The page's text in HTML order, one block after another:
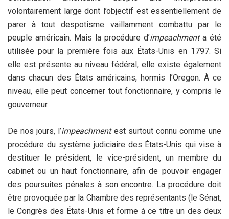
volontairement large dont l’objectif est essentiellement de
parer à tout despotisme vaillamment combattu par le
peuple américain. Mais la procédure d’impeachment a été
utilisée pour la première fois aux États-Unis en 1797. Si
elle est présente au niveau fédéral, elle existe également
dans chacun des États américains, hormis l’Oregon. À ce
niveau, elle peut concerner tout fonctionnaire, y compris le
gouverneur.
De nos jours, l’impeachmentest surtout connu comme une
procédure du système judiciaire des États-Unis qui vise à
destituer le président, le vice-président, un membre du
cabinet ou un haut fonctionnaire, afin de pouvoir engager
des poursuites pénales à son encontre. La procédure doit
être provoquée par la Chambre des représentants (le Sénat,
le Congrès des États-Unis et forme à ce titre un des deux